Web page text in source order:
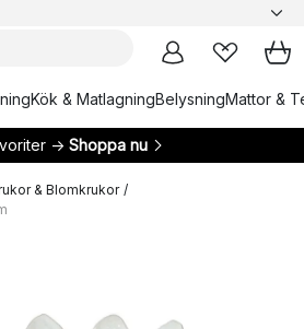
Kök & MatlagningBelysningMattor &
→ Shoppa nu
& Blomkrukor /